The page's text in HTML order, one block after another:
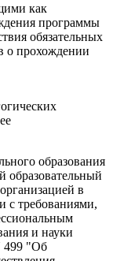
как
программы
обязательных
о прохождении
образования
в
с требованиями,
и науки
499 "Об